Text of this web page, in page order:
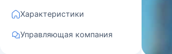
Характеристики
Управляющая компания